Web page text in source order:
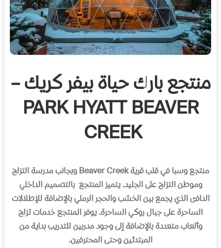
منتجع بارك حياة بيفر كريك –
PARK HYATT BEAVER
CREEK
منتجع وسبا في قلب قرية Beaver Creek وبجانب مدرسة التزلج
وموطن التزلج على الجليد. يتميز المنتجع بالتصميم الداخلي
الدافئ الذي يجمع بين الخشب والحجر الرملي بالإضافة للإطلالات
الساحرة على جبال روكي الساحرة. يوفر المنتجع خدمات تزلج
وألعاب متعددة بالإضافة إلى وجود مدربين للتدريب بداية من
المبتدئين وحتى المحترفين.